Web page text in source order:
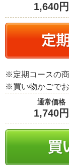
1,640円
※定期コースの
※買い物かごで
通常価格
1,740円